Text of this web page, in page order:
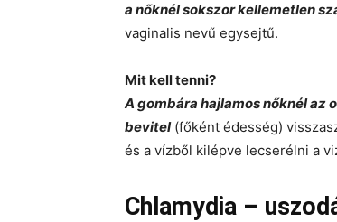
a nőknél sokszor kellemetlen
vaginalis nevű egysejtű.
Mit kell tenni?
A gombára hajlamos nőknél
bevitel(főként édesség)
és a vízből kilépve lecserélni a
Chlamydia –